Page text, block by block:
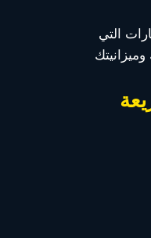
التي